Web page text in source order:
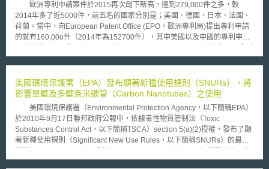
歐洲專利申請案件於2015再次創下新高，達到279,000件之多，較
2014年多了近5000件，前五名的國家分別是；美國、德國、日本、法國、
荷蘭。當中，向European Patent Office (EPO，歐洲專利局)提出專利申請
的就有160,00o件（2014年為152700件），其中美國以及中國的專利申請
商業對於專利保護的重視。 EPO 負責人Benoît Battistelli 對此表示，這
是全球創新能量的核心。 像是義大利和西班牙是在他們近四年來表現
最好的一年，專利申請案件分別成長了9%、3.8%；同時，比利時為5.9%、
英國為5.7%、荷蘭為3.3%、瑞士為2.6%。甚至也有大幅成長的國家，波蘭
成長17.8%、立陶宛成長62.5%。不過，部分國家專利申請案件數量卻是持
續下滑，德國下降了3.2%、芬蘭下降8.3%、丹麥下降2.7%。 另外，
值得一提的是，不僅是非歐洲當地企業在歐洲的專利申請案件數量有所增
加，歐洲當地企業或是研發者於歐洲以外地區的專利申請案件數量也有亮眼
專利申請案數量再次位於EPO中的第一名，成長了11%，引擎相關專利成長
美國環境保護署（EPA）發布顯著新種使用規則（SNURs），將
影響單壁及多壁奈米碳管（Carbon Nanotubes）之使用
美國環境保護署（Environmental Protection Agency，以下簡稱EPA）
於2010年9月17日聯邦政府公報中，依據毒性物質管制法（Toxic
Substances Control Act，以下簡稱TSCA）section 5(a)(2)授權，發布了顯
著新種使用規則（Significant New Use Rules，以下簡稱SNURs）的最終
入以及加工單壁奈米碳管（single-walled carbon nanotubes，以下簡稱